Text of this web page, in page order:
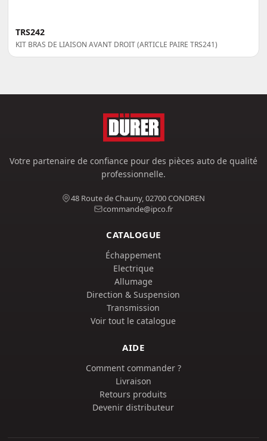
TRS242
KIT BRAS DE LIAISON AVANT DROIT (ARTICLE PAIRE TRS241)
Votre partenaire de confiance pour des pièces auto de qualité
professionnelle.
48 Route de Chauny, 02700 CONDREN
commande@ipco.fr
CATALOGUE
Échappement
Electrique
Allumage
Direction & Suspension
Transmission
Voir tout le catalogue
AIDE
Comment commander ?
Livraison
Retours produits
Devenir distributeur